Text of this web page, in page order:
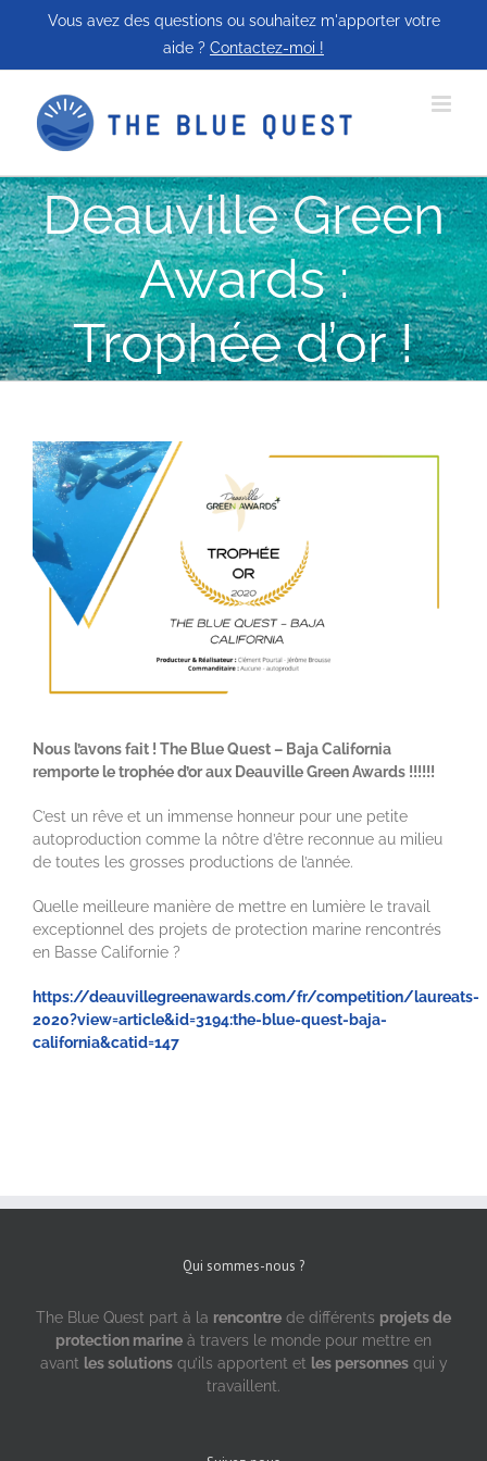
Vous avez des questions ou souhaitez m'apporter votre
aide ? Contactez-moi !
Deauville Green
Awards :
Trophée d’or !
Voir
l'image
agrandie
Nous l’avons fait ! The Blue Quest – Baja California
remporte le trophée d’or aux Deauville Green Awards !!!!!!
C’est un rêve et un immense honneur pour une petite
autoproduction comme la nôtre d’être reconnue au milieu
de toutes les grosses productions de l’année.
Quelle meilleure manière de mettre en lumière le travail
exceptionnel des projets de protection marine rencontrés
en Basse Californie ?
https://deauvillegreenawards.com/fr/competition/laureats-
2020?view=article&id=3194:the-blue-quest-baja-
california&catid=147
Qui sommes-nous ?
The Blue Quest part à la rencontre de différents projets de
protection marine à travers le monde pour mettre en
avant les solutionsqu’ils apportent et les personnesqui y
travaillent.